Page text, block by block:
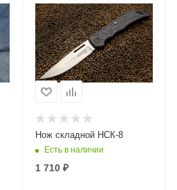
Нож складной НСК-8
Есть в наличии
1 710₽